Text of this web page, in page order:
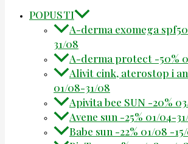
POPUSTI
A-derma exomega
31/08
A-derma protect -50%
Alivit cink, aterostop i
01/08-31/08
Apivita bee SUN -20%
Avene sun -25% 01/04-
Babe sun -22% 01/08 -